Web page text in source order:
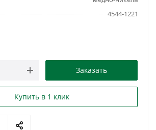
4544-1221
Заказать
Купить в 1 клик